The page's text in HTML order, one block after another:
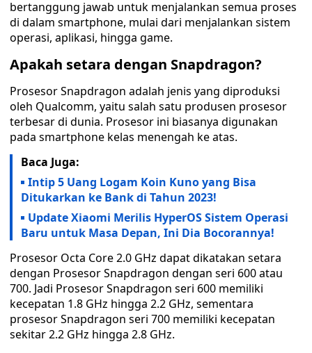
bertanggung jawab untuk menjalankan semua proses
di dalam smartphone, mulai dari menjalankan sistem
operasi, aplikasi, hingga game.
Apakah setara dengan Snapdragon?
Prosesor Snapdragon adalah jenis yang diproduksi
oleh Qualcomm, yaitu salah satu produsen prosesor
terbesar di dunia. Prosesor ini biasanya digunakan
pada smartphone kelas menengah ke atas.
Baca Juga:
Intip 5 Uang Logam Koin Kuno yang Bisa
Ditukarkan ke Bank di Tahun 2023!
Update Xiaomi Merilis HyperOS Sistem Operasi
Baru untuk Masa Depan, Ini Dia Bocorannya!
Prosesor Octa Core 2.0 GHz dapat dikatakan setara
dengan Prosesor Snapdragon dengan seri 600 atau
700. Jadi Prosesor Snapdragon seri 600 memiliki
kecepatan 1.8 GHz hingga 2.2 GHz, sementara
prosesor Snapdragon seri 700 memiliki kecepatan
sekitar 2.2 GHz hingga 2.8 GHz.